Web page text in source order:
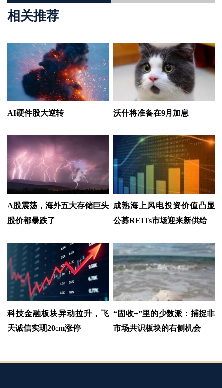
相关推荐
AI硬件股大逆转 沃什将准备在9月加息
A股震荡，海外五大存储巨头
股价都暴跌了
成熟海上风电投资价值凸显
公募REITs市场迎来新供给
科技金融板块异动拉升，飞
天诚信实现20cm涨停
“固收+”里的少数派：捕捉非
市场共识板块的右侧机会